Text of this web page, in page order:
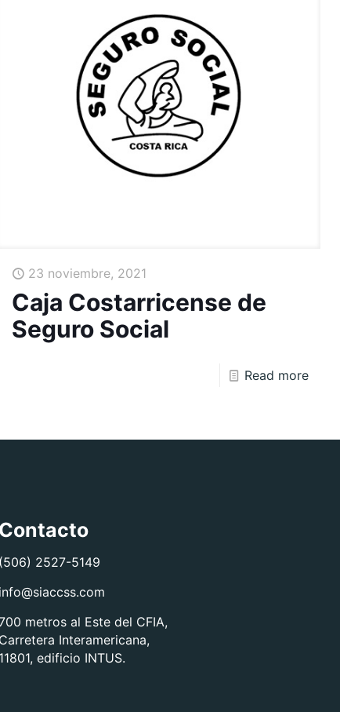
23 noviembre, 2021
Caja Costarricense de
Seguro Social
Read more
Contacto
(506) 2527-5149
info@siaccss.com
metros al Este del CFIA,
Carretera Interamericana,
11801, edificio INTUS.